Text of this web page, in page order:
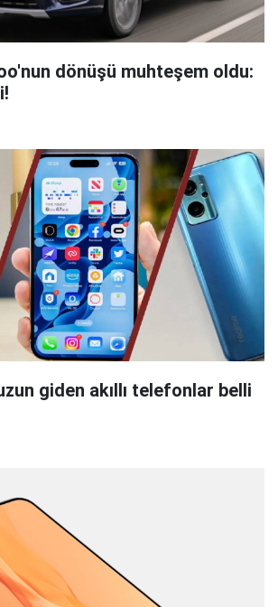
dönüşü muhteşem oldu:
giden akıllı telefonlar belli